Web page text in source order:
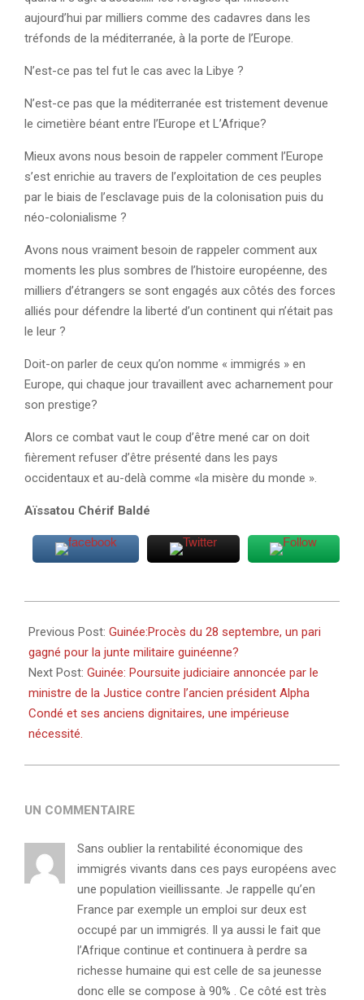
aujourd’hui par milliers comme des cadavres dans les
tréfonds de la méditerranée, à la porte de l’Europe.
N’est-ce pas tel fut le cas avec la Libye ?
N’est-ce pas que la méditerranée est tristement devenue
le cimetière béant entre l’Europe et L’Afrique?
Mieux avons nous besoin de rappeler comment l’Europe
s’est enrichie au travers de l’exploitation de ces peuples
par le biais de l’esclavage puis de la colonisation puis du
néo-colonialisme ?
Avons nous vraiment besoin de rappeler comment aux
moments les plus sombres de l’histoire européenne, des
milliers d’étrangers se sont engagés aux côtés des forces
alliés pour défendre la liberté d’un continent qui n’était pas
le leur ?
Doit-on parler de ceux qu’on nomme « immigrés » en
Europe, qui chaque jour travaillent avec acharnement pour
son prestige?
Alors ce combat vaut le coup d’être mené car on doit
fièrement refuser d’être présenté dans les pays
occidentaux et au-delà comme «la misère du monde ».
Aïssatou Chérif Baldé
11-
03
Previous Post: Guinée:Procès du 28 septembre, un pari
gagné pour la junte militaire guinéenne?
Next Post: Guinée: Poursuite judiciaire annoncée par le
ministre de la Justice contre l’ancien président Alpha
Condé et ses anciens dignitaires, une impérieuse
nécessité.
UN COMMENTAIRE
Sans oublier la rentabilité économique des
immigrés vivants dans ces pays européens avec
une population vieillissante. Je rappelle qu’en
France par exemple un emploi sur deux est
occupé par un immigrés. Il ya aussi le fait que
l’Afrique continue et continuera à perdre sa
richesse humaine qui est celle de sa jeunesse
donc elle se compose à 90% . Ce côté est très